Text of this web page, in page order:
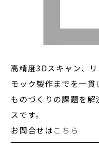
高精度3Dスキャン、リ
モック製作までを一貫
ものづくりの課題を
スです。
お問合せは こちら